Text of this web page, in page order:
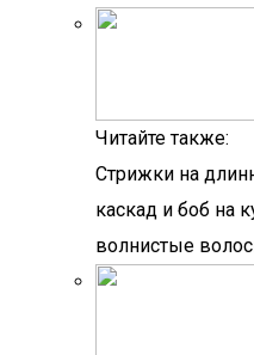
Читайте также:
Стрижки на
каскад и боб на
волнистые